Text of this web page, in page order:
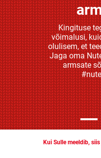
Kingituse
võimalusi,
olulisem, et
Jaga oma
armsate
Kui Sulle meeldib,